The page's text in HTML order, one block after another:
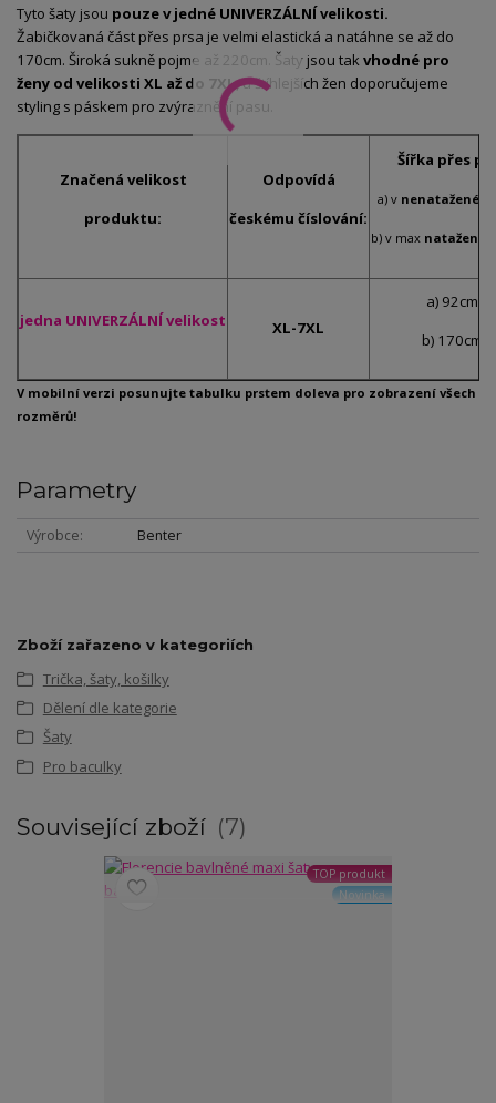
Tyto šaty jsou pouze v jedné UNIVERZÁLNÍ velikosti.
Žabičkovaná část přes prsa je velmi elastická a natáhne se až do
170cm. Široká sukně pojme až 220cm. Šaty jsou takvhodné pro
ženy od velikosti XL až do 7XL, u štíhlejších žen doporučujeme
styling s páskem pro zvýraznění pasu.
Značená velikost
produktu:
Odpovídá
českému číslování:
Šířka přes
a) v nenataženém
b) v max
jedna UNIVERZÁLNÍvelikost XL-7XL
a) 92cm
b) 170cm
V mobilní verzi posunujte tabulku prstem doleva pro zobrazení všech
rozměrů!
Parametry
Výrobce Benter
Zboží zařazeno v kategoriích
Trička, šaty, košilky
Dělení dle kategorie
Šaty
Pro baculky
Související zboží 7
TOP produkt
Novinka